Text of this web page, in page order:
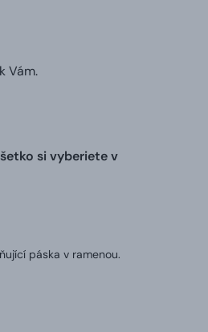
Vám.
si vyberiete v
páska v ramenou.